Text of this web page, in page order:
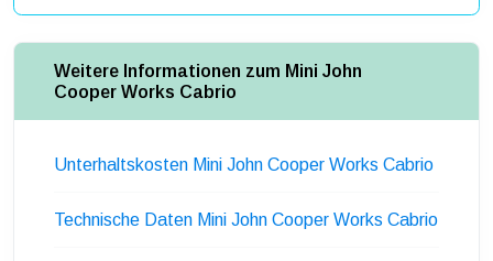
Weitere Informationen zum Mini John
Cooper Works Cabrio
Unterhaltskosten Mini John Cooper Works Cabrio
Technische Daten Mini John Cooper Works Cabrio